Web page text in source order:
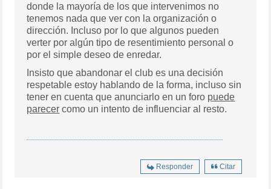
donde la mayoría de los que intervenimos no
tenemos nada que ver con la organización o
dirección. Incluso por lo que algunos pueden
verter por algún tipo de resentimiento personal o
por el simple deseo de enredar.
Insisto que abandonar el club es una decisión
respetable estoy hablando de la forma, incluso sin
tener en cuenta que anunciarlo en un foro puede
parecer como un intento de influenciar al resto.
Responder Citar